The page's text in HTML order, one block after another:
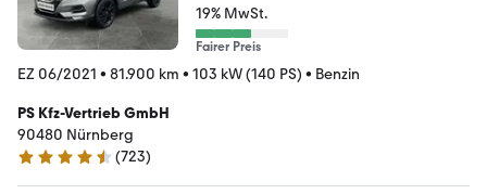
19% MwSt.
Fairer Preis
EZ 06/2021 • 81.900 km • 103 kW (140 PS) • Benzin
PS Kfz-Vertrieb GmbH
90480 Nürnberg
4.7 Sterne
(723)